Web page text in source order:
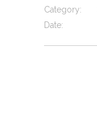
Category:
Date: